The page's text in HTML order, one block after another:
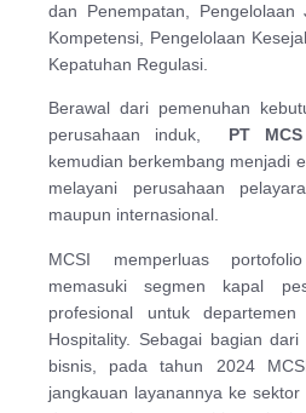
dan Penempatan, Pengelolaan
Kompetensi, Pengelolaan
Kepatuhan Regulasi.
Berawal dari pemenuhan
perusahaan induk, PT
kemudian berkembang menjadi
melayani perusahaan
maupun internasional.
MCSI memperluas
memasuki segmen kapal
profesional untuk
Hospitality. Sebagai bagian
bisnis, pada tahun 2024
jangkauan layanannya ke